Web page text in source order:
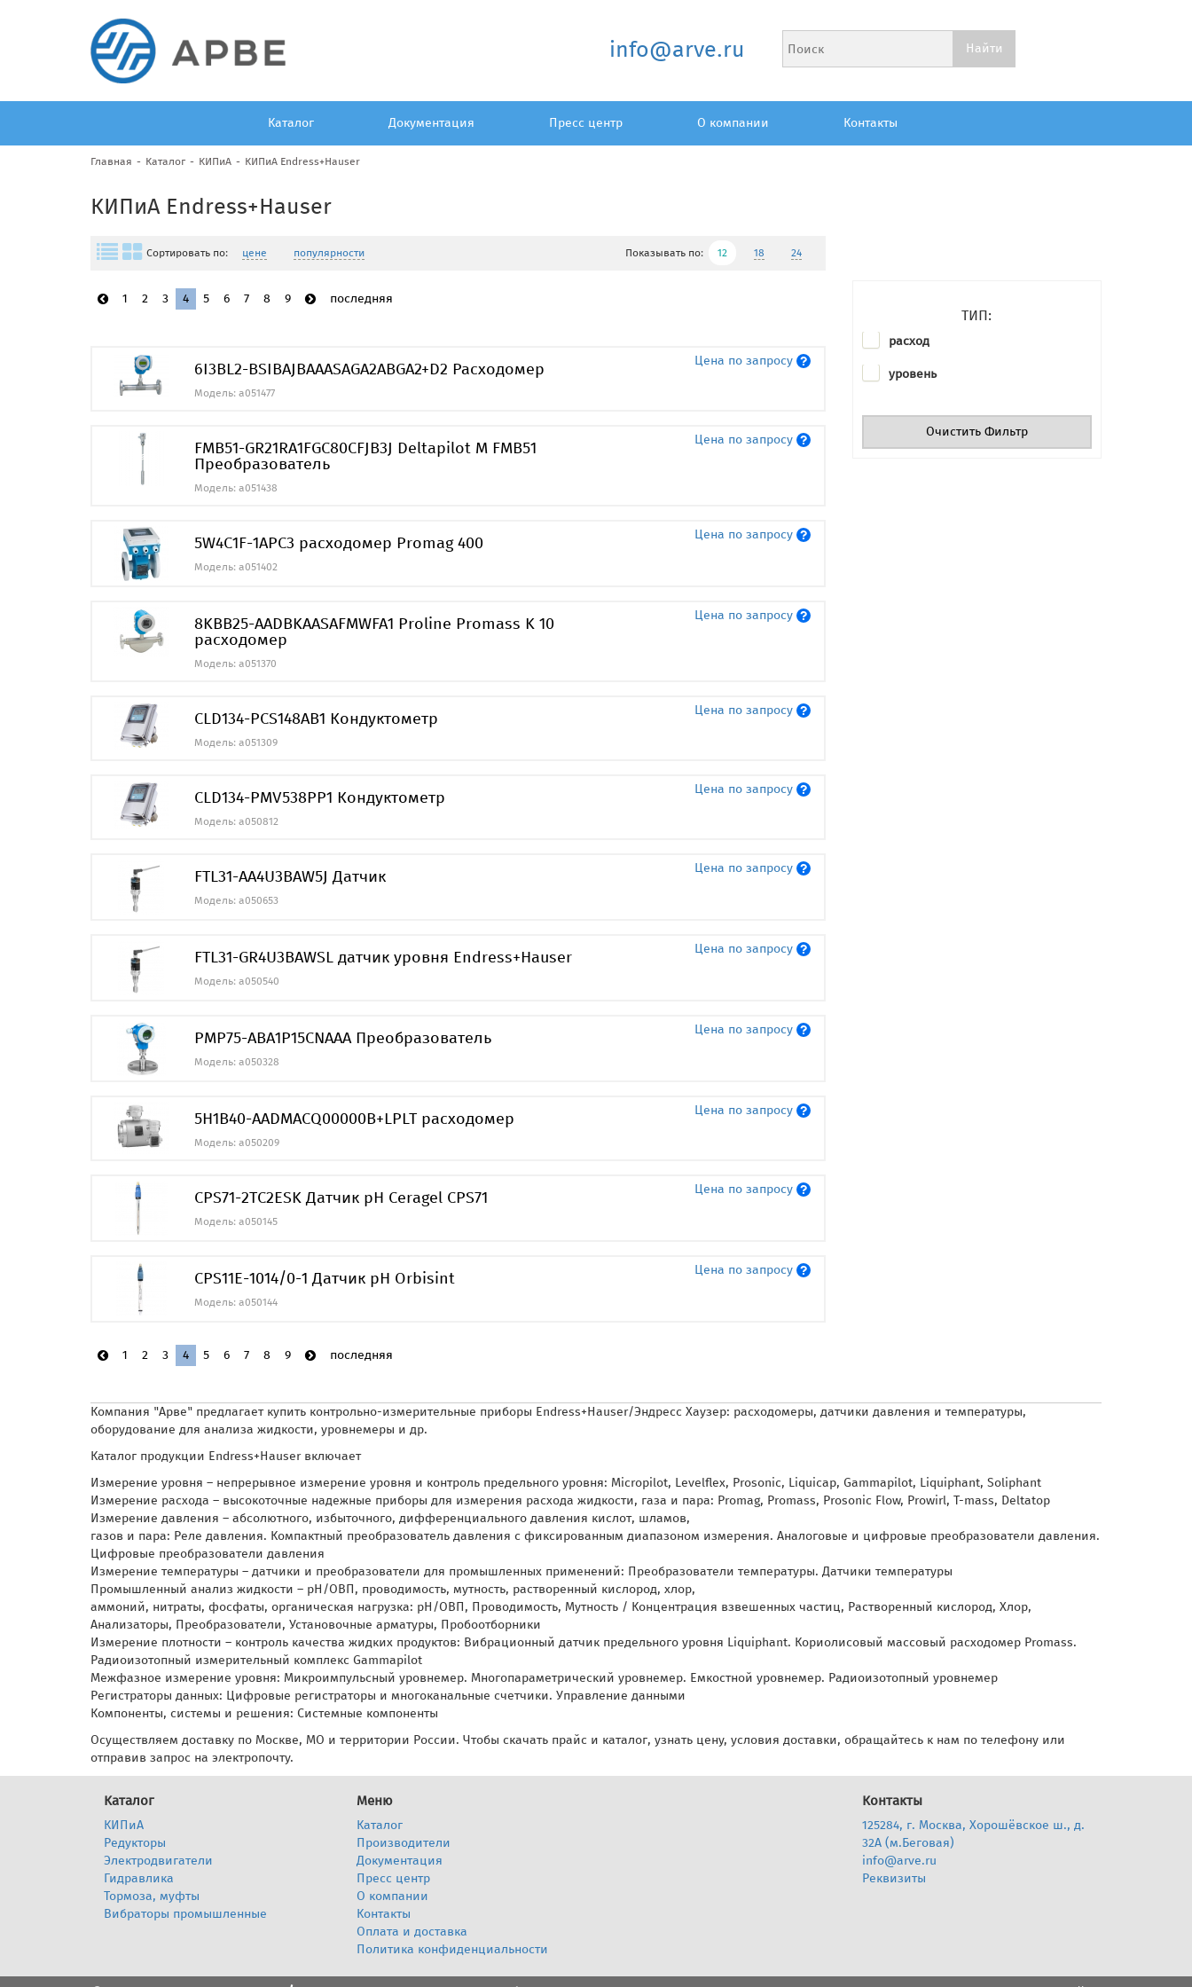
info@arve.ru
Каталог Документация Пресс центр О компании Контакты
Главная Каталог КИПиА КИПиА Endress+Hauser
КИПиА Endress+Hauser
Сортировать по: цене популярности Показывать по: 12 18 24
1 2 3 4 5 6 7 8 9 последняя
6I3BL2-BSIBAJBAAASAGA2ABGA2+D2 Расходомер
Модель: a051477
Цена по запросу
FMB51-GR21RA1FGC80CFJB3J Deltapilot M FMB51
Преобразователь
Модель: a051438
Цена по запросу
5W4C1F-1APC3 расходомер Promag 400
Модель: a051402
Цена по запросу
8KBB25-AADBKAASAFMWFA1 Proline Promass K 10
расходомер
Модель: a051370
Цена по запросу
CLD134-PCS148AB1 Кондуктометр
Модель: a051309
Цена по запросу
CLD134-PMV538PP1 Кондуктометр
Модель: a050812
Цена по запросу
FTL31-AA4U3BAW5J Датчик
Модель: a050653
Цена по запросу
FTL31-GR4U3BAWSL датчик уровня Endress+Hauser
Модель: a050540
Цена по запросу
PMP75-ABA1P15CNAAA Преобразователь
Модель: a050328
Цена по запросу
5H1B40-AADMACQ00000B+LPLT расходомер
Модель: a050209
Цена по запросу
CPS71-2TC2ESK Датчик pH Ceragel CPS71
Модель: a050145
Цена по запросу
CPS11E-1014/0-1 Датчик pH Orbisint
Модель: a050144
Цена по запросу
1 2 3 4 5 6 7 8 9 последняя
ТИП:
расход
уровень
Очистить Фильтр
Компания "Арве" предлагает купить контрольно-измерительные приборы Endress+Hauser/Эндресс Хаузер: расходомеры, датчики давления и температуры,
оборудование для анализа жидкости, уровнемеры и др.
Каталог продукции Endress+Hauser включает
Измерение уровня – непрерывное измерение уровня и контроль предельного уровня: Micropilot, Levelflex, Prosonic, Liquicap, Gammapilot, Liquiphant, Soliphant
Измерение расхода – высокоточные надежные приборы для измерения расхода жидкости, газа и пара: Promag, Promass, Prosonic Flow, Prowirl, T-mass, Deltatop
Измерение давления – абсолютного, избыточного, дифференциального давления кислот, шламов,
газов и пара: Реле давления. Компактный преобразователь давления с фиксированным диапазоном измерения. Аналоговые и цифровые преобразователи давления.
Цифровые преобразователи давления
Измерение температуры – датчики и преобразователи для промышленных применений: Преобразователи температуры. Датчики температуры
Промышленный анализ жидкости – pH/ОВП, проводимость, мутность, растворенный кислород, хлор,
аммоний, нитраты, фосфаты, органическая нагрузка: pH/ОВП, Проводимость, Мутность / Концентрация взвешенных частиц, Растворенный кислород, Хлор,
Анализаторы, Преобразователи, Установочные арматуры, Пробоотборники
Измерение плотности – контроль качества жидких продуктов: Вибрационный датчик предельного уровня Liquiphant. Кориолисовый массовый расходомер Promass.
Радиоизотопный измерительный комплекс Gammapilot
Межфазное измерение уровня: Микроимпульсный уровнемер. Многопараметрический уровнемер. Емкостной уровнемер. Радиоизотопный уровнемер
Регистраторы данных: Цифровые регистраторы и многоканальные счетчики. Управление данными
Компоненты, системы и решения: Системные компоненты
Осуществляем доставку по Москве, МО и территории России. Чтобы скачать прайс и каталог, узнать цену, условия доставки, обращайтесь к нам по телефону или
отправив запрос на электропочту.
Каталог
КИПиА
Редукторы
Электродвигатели
Гидравлика
Тормоза, муфты
Вибраторы промышленные
Меню
Каталог
Производители
Документация
Пресс центр
О компании
Контакты
Оплата и доставка
Политика конфиденциальности
Контакты
125284, г. Москва, Хорошёвское ш., д.
32А (м.Беговая)
info@arve.ru
Реквизиты